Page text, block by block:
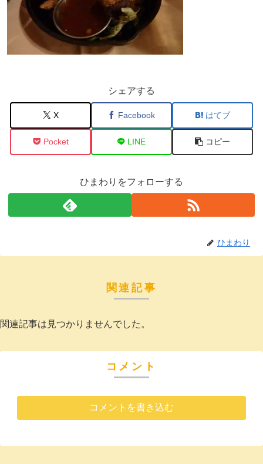
シェアする
X Facebook はてブ
Pocket LINE コピー
ひまわりをフォローする
ひまわり
関連記事
関連記事は見つかりませんでした。
コメント
コメントを書き込む